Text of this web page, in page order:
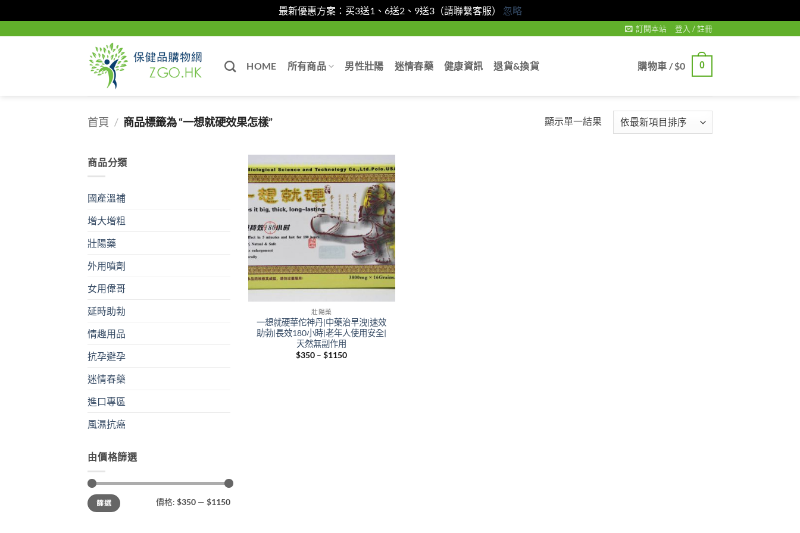
最新優惠方案：买3送1、6送2、9送3（請聯繫客服） 忽略
訂閱本站 登入 / 註冊
HOME 所有商品 男性壯陽 迷情春藥 健康資訊 退貨&換貨 購物車 /$0 0
首頁 / 商品標籤為 “一想就硬效果怎樣” 顯示單一結果
商品分類
國產溫補
增大增粗
壯陽藥
外用噴劑
女用偉哥
延時助勃
情趣用品
抗孕避孕
迷情春藥
進口專區
風濕抗癌
由價格篩選
最
低
價
最
高
價
篩選 價格: $350 — $1150
+
壯陽藥
一想就硬華佗神丹|中藥治早洩|速效
助勃|長效180小時|老年人使用安全|
天然無副作用
$350 – $1150Price